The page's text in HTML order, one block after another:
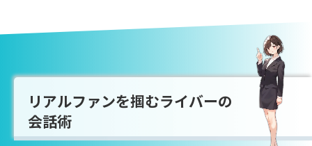
リアルファンを掴むライバーの
会話術